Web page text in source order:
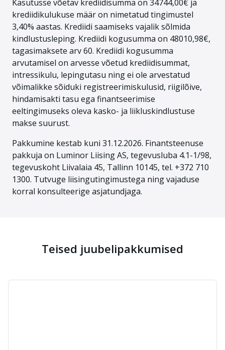
Kasutusse võetav krediidisumma on 34744,00€ ja
krediidikulukuse määr on nimetatud tingimustel
3,40% aastas. Krediidi saamiseks vajalik sõlmida
kindlustusleping. Krediidi kogusumma on 48010,98€,
tagasimaksete arv 60. Krediidi kogusumma
arvutamisel on arvesse võetud krediidisummat,
intressikulu, lepingutasu ning ei ole arvestatud
võimalikke sõiduki registreerimiskulusid, riigilõive,
hindamisakti tasu ega finantseerimise
eeltingimuseks oleva kasko- ja liikluskindlustuse
makse suurust.
Pakkumine kestab kuni 31.12.2026. Finantsteenuse
pakkuja on Luminor Liising AS, tegevusluba 4.1-1/98,
tegevuskoht Liivalaia 45, Tallinn 10145, tel. +372 710
1300. Tutvuge liisingutingimustega ning vajaduse
korral konsulteerige asjatundjaga.
Teised juubelipakkumised